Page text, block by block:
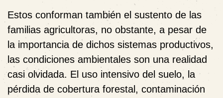
Estos conforman también el sustento de las
familias agricultoras, no obstante, a pesar de
la importancia de dichos sistemas productivos,
las condiciones ambientales son una realidad
casi olvidada. El uso intensivo del suelo, la
pérdida de cobertura forestal, contaminación